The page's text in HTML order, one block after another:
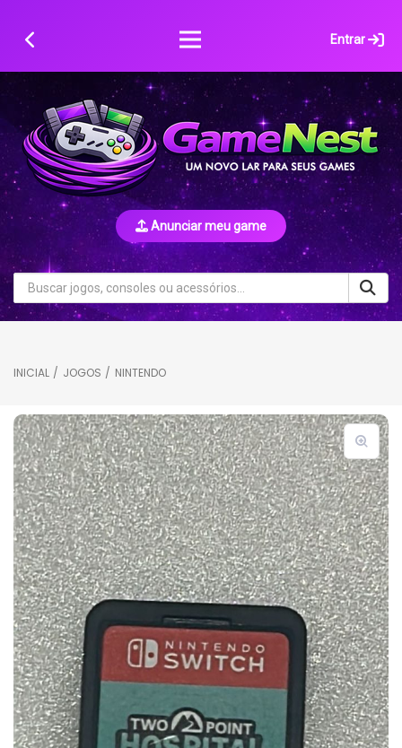
Entrar
Anunciar meu game
INICIAL / JOGOS / NINTENDO